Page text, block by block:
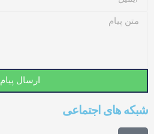
ارسال پیام
شبکه های اجتماعی